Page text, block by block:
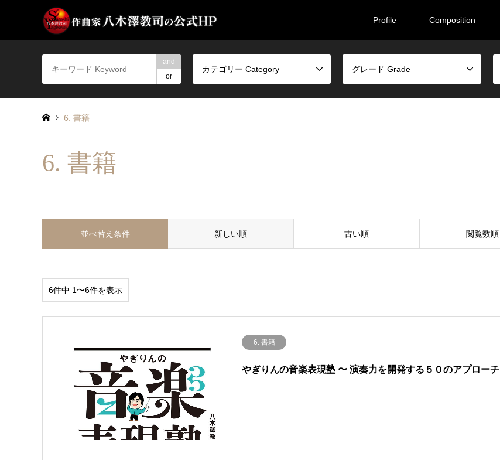
Profile Composition
and
or
カテゴリー Category グレード Grade
6. 書籍
6. 書籍
並べ替え条件 新しい順 古い順 閲覧数順
6件中 1〜6件を表示
6. 書籍
やぎりんの音楽表現塾 〜 演奏力を開発する５０のアプローチ